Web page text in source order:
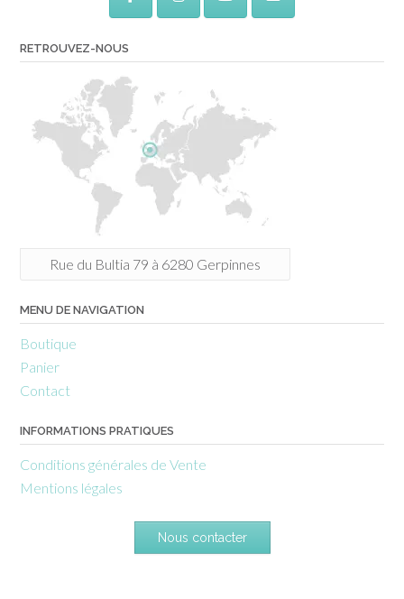
RETROUVEZ-NOUS
Rue du Bultia 79 à 6280 Gerpinnes
MENU DE NAVIGATION
Boutique
Panier
Contact
INFORMATIONS PRATIQUES
Conditions générales de Vente
Mentions légales
Nous contacter